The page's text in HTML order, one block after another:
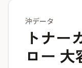
沖データ
トナー
ロー